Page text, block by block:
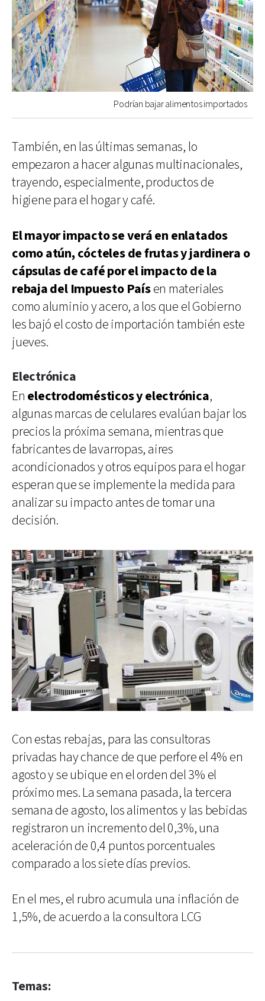
Podrían bajar alimentos importados
También, en las últimas semanas, lo
empezaron a hacer algunas multinacionales,
trayendo, especialmente, productos de
higiene para el hogar y café.
El mayor impacto se verá en enlatados
como atún, cócteles de frutas y jardinera o
cápsulas de café por el impacto de la
rebaja del Impuesto Paísen materiales
como aluminio y acero, a los que el Gobierno
les bajó el costo de importación también este
jueves.
Electrónica
En electrodomésticos y electrónica,
algunas marcas de celulares evalúan bajar los
precios la próxima semana, mientras que
fabricantes de lavarropas, aires
acondicionados y otros equipos para el hogar
esperan que se implemente la medida para
analizar su impacto antes de tomar una
decisión.
Con estas rebajas, para las consultoras
privadas hay chance de que perfore el 4% en
agosto y se ubique en el orden del 3% el
próximo mes. La semana pasada, la tercera
semana de agosto, los alimentos y las bebidas
registraron un incremento del 0,3%, una
aceleración de 0,4 puntos porcentuales
comparado a los siete días previos.
En el mes, el rubro acumula una inflación de
1,5%, de acuerdo a la consultora LCG
Temas: